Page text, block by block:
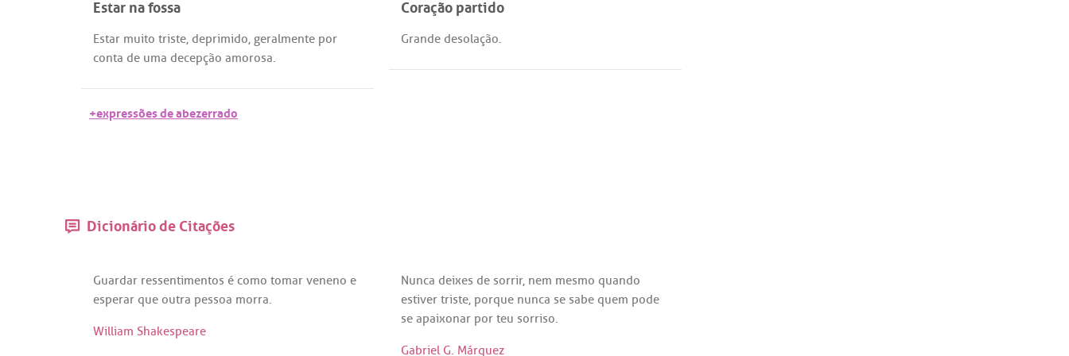
Estar na fossa
Estar muito triste, deprimido, geralmente por
conta de uma decepção amorosa.
Coração partido
Grande desolação.
+expressões de abezerrado
Dicionário de Citações
Guardar ressentimentos é como tomar veneno e
esperar que outra pessoa morra.
William Shakespeare
Nunca deixes de sorrir, nem mesmo quando
estiver triste, porque nunca se sabe quem pode
se apaixonar por teu sorriso.
Gabriel G. Márquez